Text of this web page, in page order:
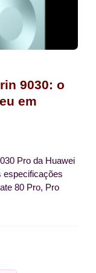
9030: o
em
Pro da Huawei
especificações
80 Pro, Pro